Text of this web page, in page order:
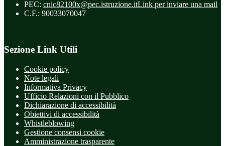
PEC: cnic82100x@pec.istruzione.itLink per inviare una mail
C.F.: 90033070047
Sezione Link Utili
Cookie policy
Note legali
Informativa Privacy
Ufficio Relazioni con il Pubblico
Dichiarazione di accessibilità
Obiettivi di accessibilità
Whistleblowing
Gestione consensi cookie
Amministrazione trasparente